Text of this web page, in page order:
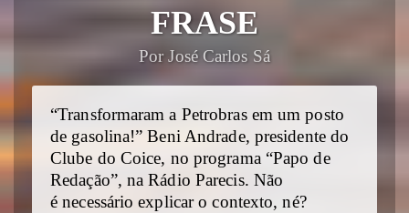
FRASE
Por José Carlos Sá
“Transformaram a Petrobras em um posto
de gasolina!” Beni Andrade, presidente do
Clube do Coice, no programa “Papo de
Redação”, na Rádio Parecis. Não
é necessário explicar o contexto, né?